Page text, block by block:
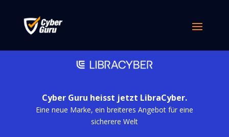
Cyber Guru heisst jetzt LibraCyber.
Eine neue Marke, ein breiteres Angebot für eine
sicherere Welt